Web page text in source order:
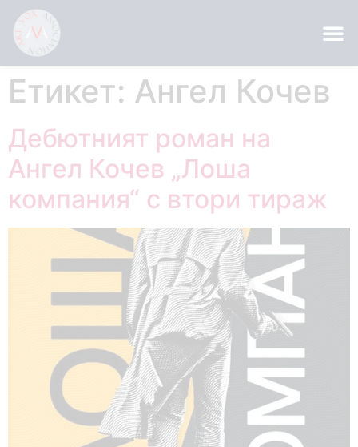
Етикет: Ангел Кочев
Дебютният роман на
Ангел Кочев „Лоша
компания“ с втори тираж